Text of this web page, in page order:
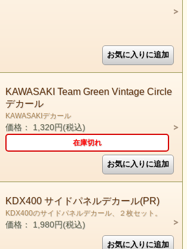
KAWASAKI Team Green Vintage Circle
デカール
KAWASAKIデカール
価格： 1,320円(税込)
在庫切れ
KDX400 サイドパネルデカール(PR)
KDX400のサイドパネルデカール、２枚セット。
価格： 1,980円(税込)